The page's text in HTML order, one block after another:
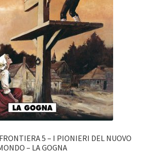
5 – I PIONIERI DEL NUOVO
– LA GOGNA